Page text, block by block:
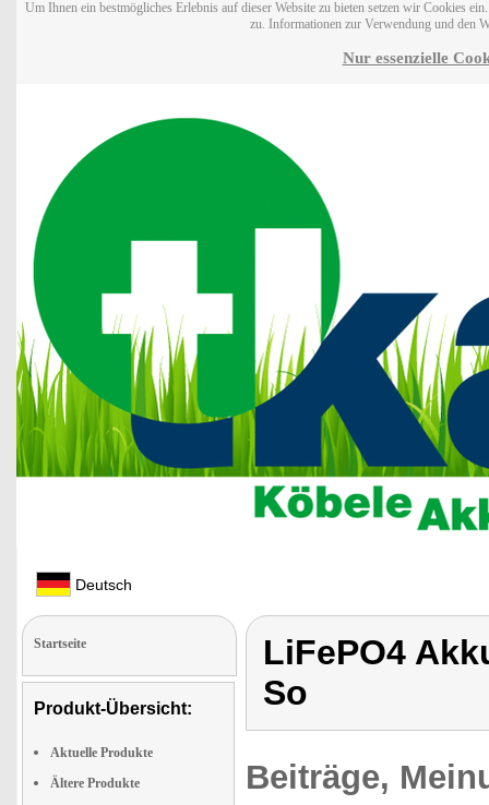
Um Ihnen ein bestmögliches Erlebnis auf dieser Website zu bieten setzen wir Cookies
zu. Informationen zur Verwendung und den
Nur essenzielle
Deutsch
Startseite
Produkt-Übersicht:
Aktuelle Produkte
Ältere Produkte
LiFePO4
So
Beiträge,